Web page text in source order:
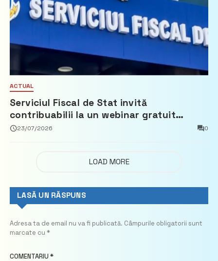
ACTUAL
Serviciul Fiscal de Stat invită
contribuabilii la un webinar gratuit
privind calculul impozitului pe bunurile
23/07/2026 0
LOAD MORE
LASĂ UN RĂSPUNS
Adresa ta de email nu va fi publicată. Câmpurile obligatorii sunt
marcate cu *
COMENTARIU *